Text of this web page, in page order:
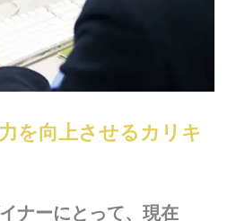
を向上させるカリキ
ナーにとって、現在